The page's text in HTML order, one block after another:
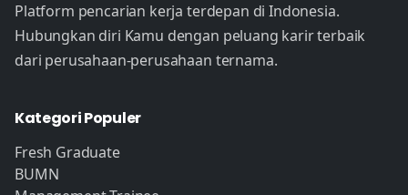
Platform pencarian kerja terdepan di Indonesia.
Hubungkan diri Kamu dengan peluang karir terbaik
dari perusahaan-perusahaan ternama.
Kategori Populer
Fresh Graduate
BUMN